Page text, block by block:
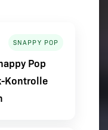
SNAPPY POP
Pop
Kontrolle